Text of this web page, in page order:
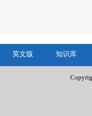
英文版 知识库